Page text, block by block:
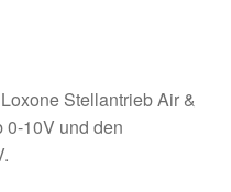
Stellantrieb Air &
0-10V und den